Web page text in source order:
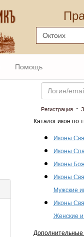
Помощь
Email
Регистрация·
Каталог икон по
Иконы
Иконы
Иконы
Иконы
Мужские
Иконы
Женские